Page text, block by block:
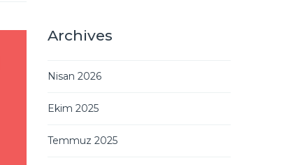
Archives
Nisan 2026
Ekim 2025
Temmuz 2025